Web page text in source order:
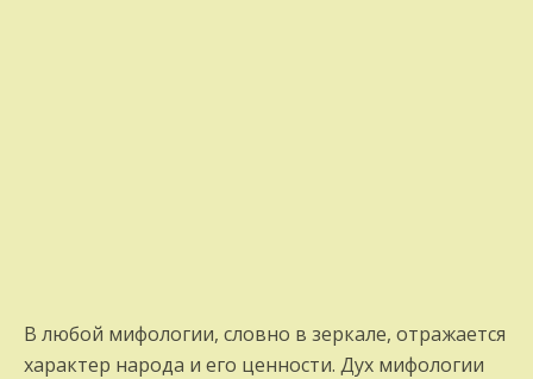
В любой мифологии, словно в зеркале, отражается
характер народа и его ценности. Дух мифологии